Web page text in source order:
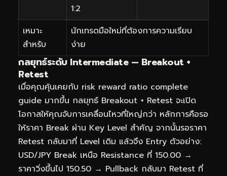
1:2
เหมาะ
สำหรับ
นักเทรดมือใหม่ที่ต้องการความเรียบ
ง่าย
กลยุทธ์ระดับ Intermediate — Breakout +
Retest
เมื่อคุณคุ้นเคยกับ risk reward ratio complete
guide มากขึ้น กลยุทธ์ Breakout + Retest จะเปิด
โอกาสให้คุณจับการเคลื่อนไหวที่ใหญ่กว่า หลักการคือรอ
ให้ราคา Break ผ่าน Key Level สำคัญ จากนั้นรอราคา
Retest กลับมาที่ Level เดิม แล้วจึง Entry ตัวอย่าง:
USD/JPY Break เหนือ Resistance ที่ 150.00 →
ราคาวิ่งขึ้นไป 150.50 → Pullback กลับมา Retest ที่